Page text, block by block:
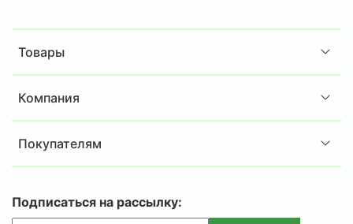
Товары
Компания
Покупателям
Подписаться на рассылку: